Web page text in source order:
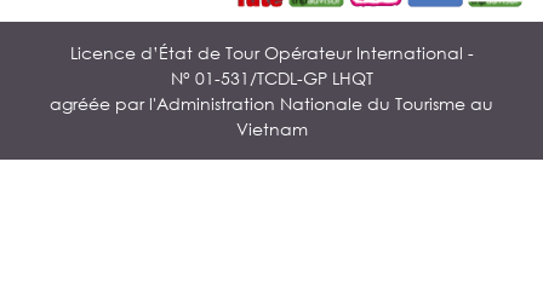
Licence d’État de Tour Opérateur International -
N° 01-531/TCDL-GP LHQT
agréée par l'Administration Nationale du Tourisme au
Vietnam